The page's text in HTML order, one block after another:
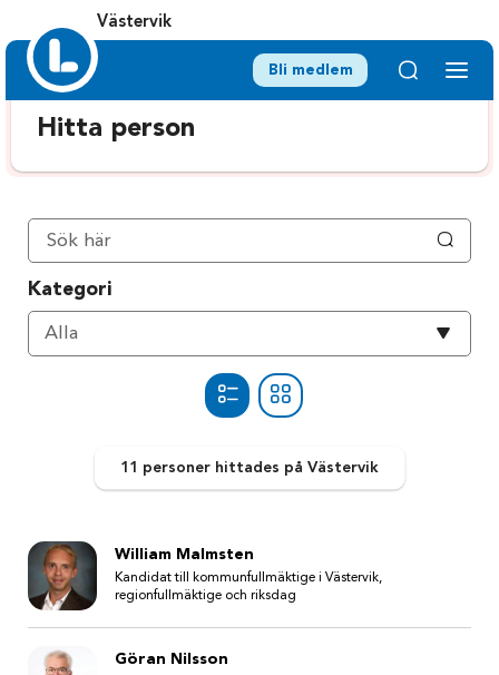
Västervik
Bli medlem
Hitta person
Kategori
Välj
Alla
11 personer hittades på Västervik
William Malmsten
Kandidat till kommunfullmäktige i Västervik,
regionfullmäktige och riksdag
Göran Nilsson